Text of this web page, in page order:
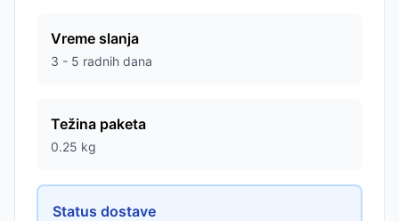
Vreme slanja
3 - 5 radnih dana
Težina paketa
0.25 kg
Status dostave